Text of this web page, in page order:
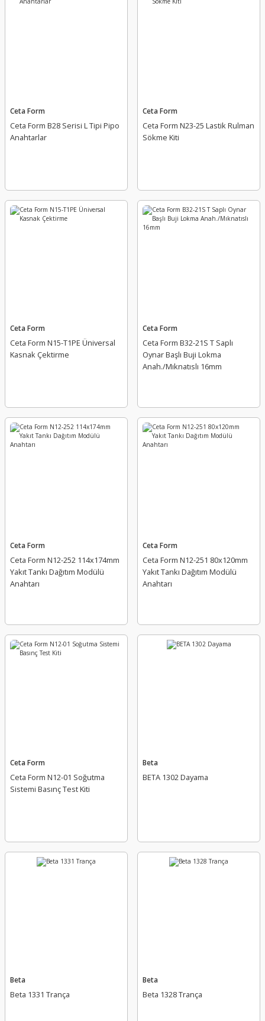
Ceta Form
Ceta Form B28 Serisi L Tipi Pipo
Anahtarlar
Ceta Form
Ceta Form N23-25 Lastik Rulman
Sökme Kiti
Ceta Form
Ceta Form N15-T1PE Üniversal
Kasnak Çektirme
Ceta Form
Ceta Form B32-21S T Saplı
Oynar Başlı Buji Lokma
Anah./Mıknatıslı 16mm
Ceta Form
Ceta Form N12-252 114x174mm
Yakıt Tankı Dağıtım Modülü
Anahtarı
Ceta Form
Ceta Form N12-251 80x120mm
Yakıt Tankı Dağıtım Modülü
Anahtarı
Ceta Form
Ceta Form N12-01 Soğutma
Sistemi Basınç Test Kiti
Beta
BETA 1302 Dayama
Beta
Beta 1331 Trança
Beta
Beta 1328 Trança